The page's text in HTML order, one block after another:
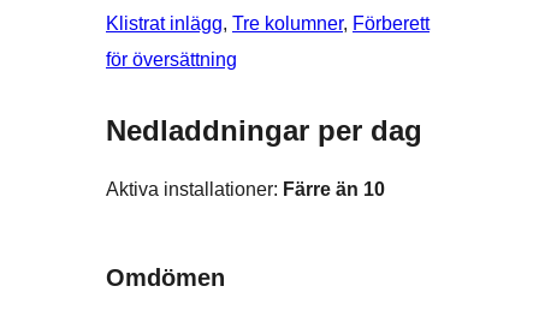
Klistrat inlägg, Tre kolumner, Förberett
för översättning
Nedladdningar per dag
Aktiva installationer: Färre än 10
Omdömen